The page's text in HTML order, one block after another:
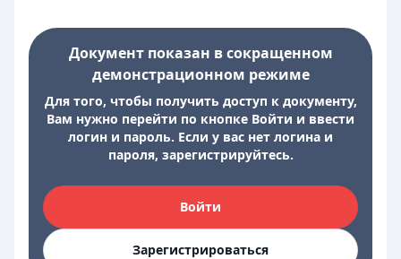
Документ показан в сокращенном
демонстрационном режиме
Для того, чтобы получить доступ к документу,
Вам нужно перейти по кнопке Войти и ввести
логин и пароль. Если у вас нет логина и
пароля, зарегистрируйтесь.
Войти
Зарегистрироваться